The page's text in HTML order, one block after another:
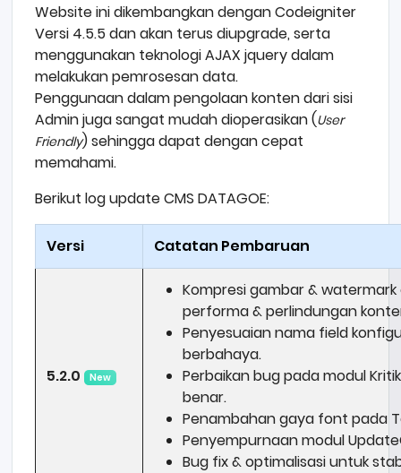
Website ini dikembangkan dengan Codeigniter
Versi 4.5.5 dan akan terus diupgrade, serta
menggunakan teknologi AJAX jquery dalam
melakukan pemrosesan data.
Penggunaan dalam pengolaan konten dari sisi
Admin juga sangat mudah dioperasikan (User
Friendly) sehingga dapat dengan cepat
memahami.
Berikut log update CMS DATAGOE:
Versi Catatan Pembaruan
5.2.0 New
Kompresi gambar &
performa & perlindungan
Penyesuaian nama field
berbahaya.
Perbaikan bug pada modul
benar.
Penambahan gaya font pada
Penyempurnaan modul
Bug fix & optimalisasi untuk